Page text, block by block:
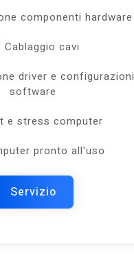
componenti hardware
Cablaggio cavi
driver e configurazioni
software
e stress computer
pronto all'uso